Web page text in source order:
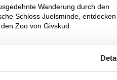
Wanderung durch den
Schloss Juelsminde, entdecken
Zoo von Givskud.